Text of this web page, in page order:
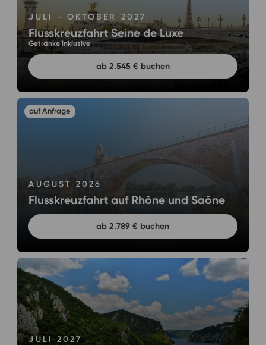
JULI - OKTOBER 2027
Flusskreuzfahrt Seine de Luxe
Getränke inklusive
ab 2.545 € buchen
AUGUST 2026
Flusskreuzfahrt auf Rhône und Saône
ab 2.789 € buchen
JULI 2027